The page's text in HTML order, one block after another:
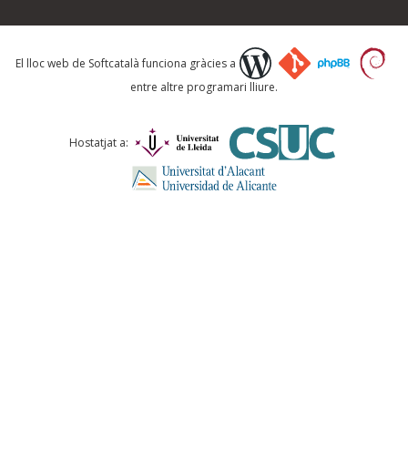
Què proposeu?
Comentari *
El lloc web de Softcatalà funciona gràcies a
entre altre programari lliure.
Hostatjat a: